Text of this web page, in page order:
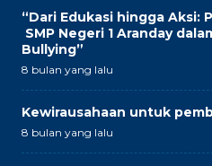
“Dari Edukasi hingga Aksi:
SMP Negeri 1 Aranday
Bullying”
8 bulan yang lalu
Kewirausahaan untuk
8 bulan yang lalu